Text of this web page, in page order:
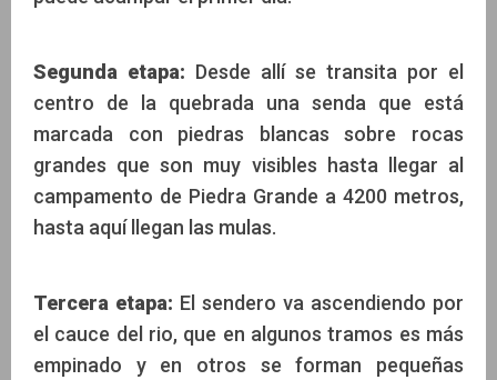
Segunda etapa: Desde allí se transita por el
centro de la quebrada una senda que está
marcada con piedras blancas sobre rocas
grandes que son muy visibles hasta llegar al
campamento de Piedra Grande a 4200 metros,
hasta aquí llegan las mulas.
Tercera etapa: El sendero va ascendiendo por
el cauce del rio, que en algunos tramos es más
empinado y en otros se forman pequeñas